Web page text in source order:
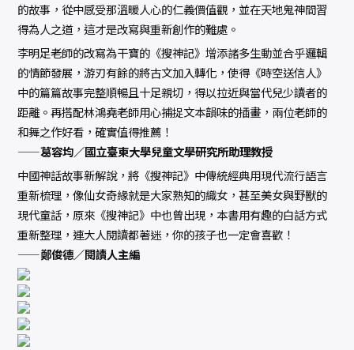
的故事，從中感受那溫暖人心的仁義價值觀，並在天地鬼神間習
得為人之道，這才是改寫與重新創作的難處。
李明足老師的改寫為干寶的《搜神記》增添諸多生動並合乎邏輯
的情節發展，游刃有餘的將古文加入轉化，使得《時空送信人》
中的篇篇故事完整順暢且十足親切，得以拉近與當代兒少讀者的
距離。再搭配林鴻堯老師用心捕捉文本韻味的插畫，兩位老師的
和舞之作好看，確實值得推薦！
——葛容均／國立臺東大學兒童文學研究所助理教授
中國神話故事新解說，將《搜神記》中傳統經典用現代流行語言
重新梳理，像仙女奇緣就是大家熟知的織女，甚至美女與野獸的
現代童話，原來《搜神記》中也曾出現，本書用有趣的白話方式
重新整理，連大人閱讀都著迷，你的孩子也一定會喜歡！
——鄭俊德／閱讀人主編